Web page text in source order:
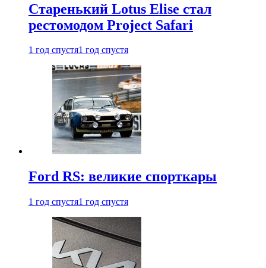
Старенький Lotus Elise стал
рестомодом Project Safari
1 год спустя1 год спустя
Ford RS: великие спорткары
1 год спустя1 год спустя